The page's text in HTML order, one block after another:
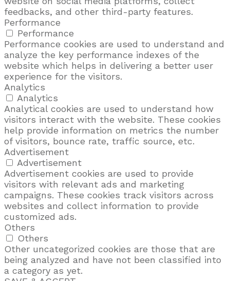
feedbacks, and other third-party features.
Performance
Performance
Performance cookies are used to understand and
analyze the key performance indexes of the
website which helps in delivering a better user
experience for the visitors.
Analytics
Analytics
Analytical cookies are used to understand how
visitors interact with the website. These cookies
help provide information on metrics the number
of visitors, bounce rate, traffic source, etc.
Advertisement
Advertisement
Advertisement cookies are used to provide
visitors with relevant ads and marketing
campaigns. These cookies track visitors across
websites and collect information to provide
customized ads.
Others
Others
Other uncategorized cookies are those that are
being analyzed and have not been classified into
a category as yet.